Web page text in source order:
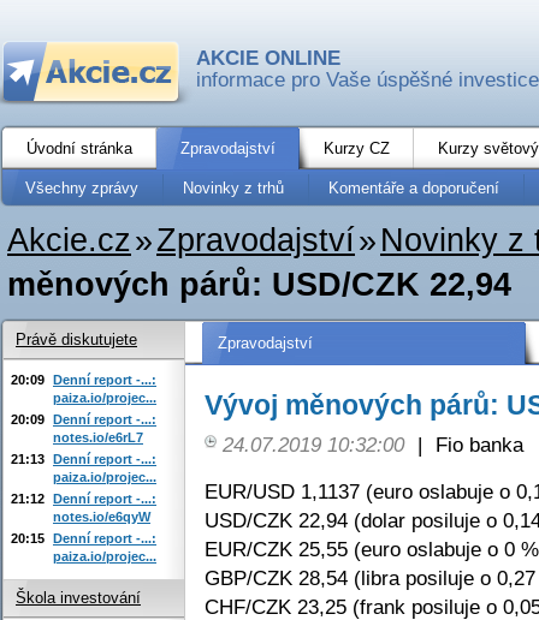
AKCIE ONLINE
informace pro Vaše úspěšné investice
Úvodní stránka Zpravodajství Kurzy CZ Kurzy
Všechny zprávy Novinky z trhů Komentáře a doporučení
Akcie.cz»Zpravodajství» Novinky z
měnových párů: USD/CZK 22,94
Zpravodajství
Vývoj měnových párů:
24.07.2019 10:32:00 |
Fio banka
EUR/USD 1,1137 (euro oslabuje o
USD/CZK 22,94 (dolar posiluje o
EUR/CZK 25,55 (euro oslabuje o 0
GBP/CZK 28,54 (libra posiluje o
CHF/CZK 23,25 (frank posiluje o
Právě diskutujete
20:09 Denní report -...:
paiza.io/projec...
20:09 Denní report -...:
notes.io/e6rL7
21:13 Denní report -...:
paiza.io/projec...
21:12 Denní report -...:
notes.io/e6qyW
20:15 Denní report -...:
paiza.io/projec...
Škola investování